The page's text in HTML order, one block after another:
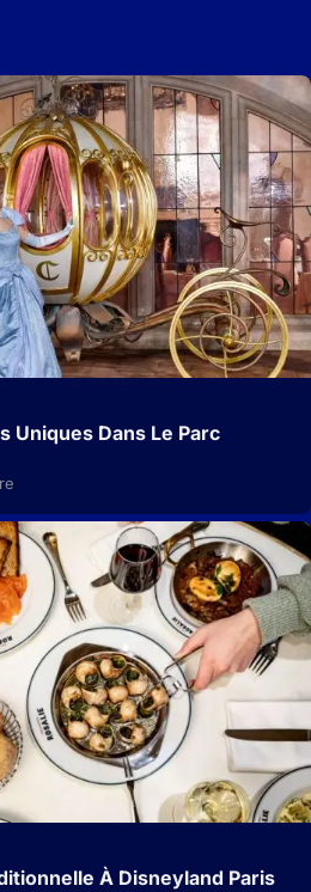
Uniques Dans Le Parc
À Disneyland Paris